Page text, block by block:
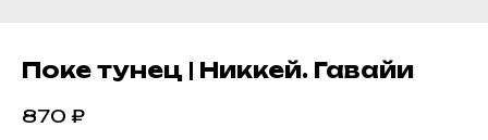
Поке тунец | Никкей. Гавайи
870 ₽